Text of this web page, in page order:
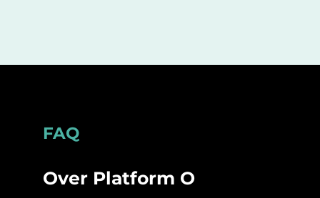
Footer
FAQ
Over Platform O